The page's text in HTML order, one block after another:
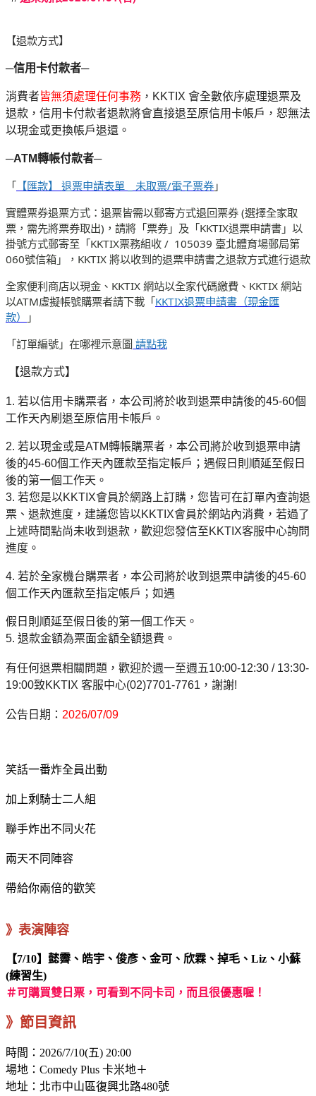
【退款方式】
─信用卡付款者─
消費者皆無須處理任何事務 ， KKTIX 會全數依序處理退票及
退款，信用卡付款者退款將會直接退至原信用卡帳戶，恕無法
以現金或更換帳戶退還。
─ATM轉帳付款者─
「 【匯款】 退票申請表單 未取票/電子票券 」
實體票券退票方式：退票皆需以郵寄方式退回票券 (選擇全家取
票，需先將票券取出) ，請將「票券」及「 KKTIX退票申請書」以
掛號方式郵寄至「 KKTIX票務組收 / 105039 臺北體育場郵局第
060號信箱」， KKTIX 將以收到的退票申請書之退款方式進行退款
全家便利商店以現金、 KKTIX 網站以全家代碼繳費、 KKTIX 網站
以ATM虛擬帳號購票者請下載「 KKTIX退票申請書（現金匯
款）
」
「訂單編號」在哪裡示意圖 請點我
【退款方式】
1. 若以信用卡購票者，本公司將於收到退票申請後的45-60個
工作天內刷退至原信用卡帳戶。
2. 若以現金或是ATM轉帳購票者，本公司將於收到退票申請
後的45-60個工作天內匯款至指定帳戶；遇假日則順延至假日
後的第一個工作天。
3. 若您是以KKTIX會員於網路上訂購，您皆可在訂單內查詢退
票、退款進度，建議您皆以KKTIX會員於網站內消費，若過了
上述時間點尚未收到退款，歡迎您發信至KKTIX客服中心詢問
進度。
4. 若於全家機台購票者，本公司將於收到退票申請後的45-60
個工作天內匯款至指定帳戶；如遇
假日則順延至假日後的第一個工作天。
5. 退款金額為票面金額全額退費。
有任何退票相關問題，歡迎於週一至週五10:00-12:30 / 13:30-
19:00致KKTIX 客服中心(02)7701-7761 ，謝謝!
公告日期： 2026/07/09
笑話一番炸全員出動
加上剩騎士二人組
聯手炸出不同火花
兩天不同陣容
帶給你兩倍的歡笑
》表演陣容
【7/10】懿霽、皓宇、俊彥、金可、欣霖、掉毛、Liz、小蘇
(練習生)
＃可購買雙日票，可看到不同卡司，而且很優惠喔！
》節目資訊
時間： 2026/7/10(五) 20:00
場地：Comedy Plus 卡米地＋
地址：北市中山區復興北路480號